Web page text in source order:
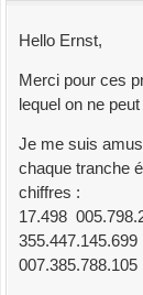
Hello Ernst,
Merci pour ces
lequel on ne
Je me suis
chaque tranche
chiffres :
17.498